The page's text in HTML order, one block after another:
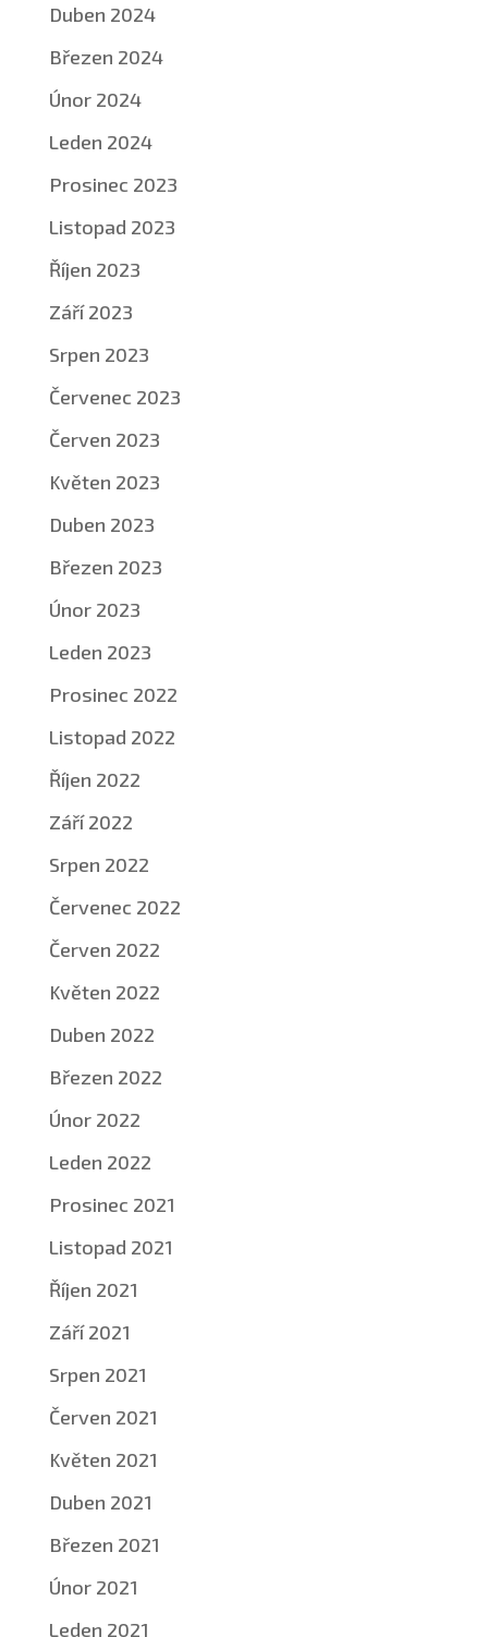
Duben 2024
Březen 2024
Únor 2024
Leden 2024
Prosinec 2023
Listopad 2023
Říjen 2023
Září 2023
Srpen 2023
Červenec 2023
Červen 2023
Květen 2023
Duben 2023
Březen 2023
Únor 2023
Leden 2023
Prosinec 2022
Listopad 2022
Říjen 2022
Září 2022
Srpen 2022
Červenec 2022
Červen 2022
Květen 2022
Duben 2022
Březen 2022
Únor 2022
Leden 2022
Prosinec 2021
Listopad 2021
Říjen 2021
Září 2021
Srpen 2021
Červen 2021
Květen 2021
Duben 2021
Březen 2021
Únor 2021
Leden 2021